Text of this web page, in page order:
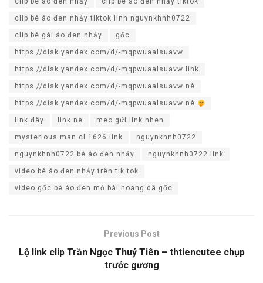
clip bé áo đen nhảy tiktok linh nguynkhnh0722
clip bé gái áo đen nhảy gốc
https //disk.yandex.com/d/-mqpwuaalsuavw
https //disk.yandex.com/d/-mqpwuaalsuavw link
https //disk.yandex.com/d/-mqpwuaalsuavw nè
https //disk.yandex.com/d/-mqpwuaalsuavw nè
link đây link nè meo gửi link nhen
mysterious man cl 1626 link nguynkhnh0722
nguynkhnh0722 bé áo đen nhảy nguynkhnh0722 link
video bé áo đen nhảy trên tik tok
video gốc bé áo đen mở bài hoang dã gốc
Previous Post
Lộ link clip Trần Ngọc Thuỷ Tiên – thtiencutee chụp
trước gương